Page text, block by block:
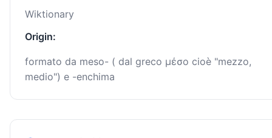
Wiktionary
Origin:
formato da meso- ( dal greco μέσο cioè "mezzo,
medio") e -enchima